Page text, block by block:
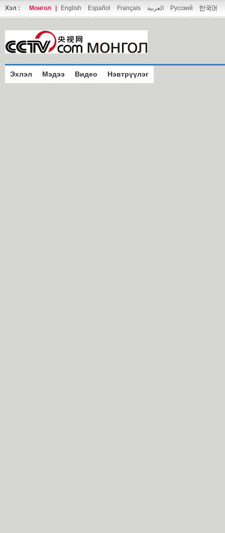
Хэл : Монгол English Español Français العربية Русский
Эхлэл Мэдээ Видео Нэвтрүүлэг